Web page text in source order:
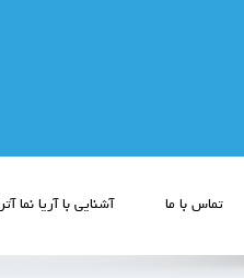
تماس با ما آشنایی با آریا نما